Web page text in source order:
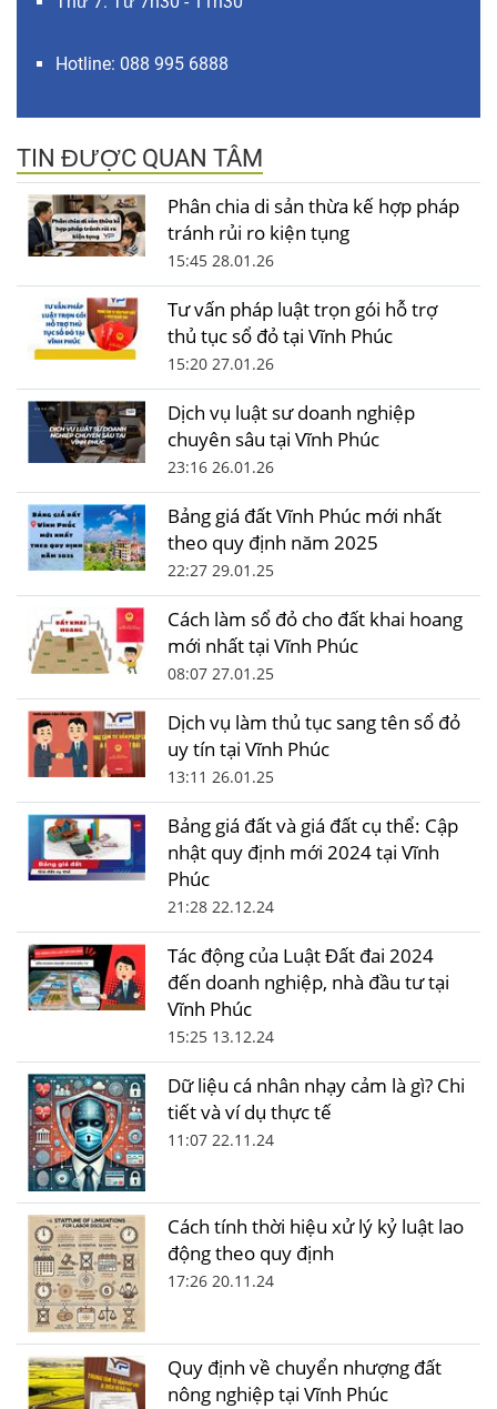
Hotline: 088 995 6888
TIN ĐƯỢC QUAN TÂM
Phân chia di sản thừa kế hợp pháp
tránh rủi ro kiện tụng
15:45 28.01.26
Tư vấn pháp luật trọn gói hỗ trợ
thủ tục sổ đỏ tại Vĩnh Phúc
15:20 27.01.26
Dịch vụ luật sư doanh nghiệp
chuyên sâu tại Vĩnh Phúc
23:16 26.01.26
Bảng giá đất Vĩnh Phúc mới nhất
theo quy định năm 2025
22:27 29.01.25
Cách làm sổ đỏ cho đất khai hoang
mới nhất tại Vĩnh Phúc
08:07 27.01.25
Dịch vụ làm thủ tục sang tên sổ đỏ
uy tín tại Vĩnh Phúc
13:11 26.01.25
Bảng giá đất và giá đất cụ thể: Cập
nhật quy định mới 2024 tại Vĩnh
Phúc
21:28 22.12.24
Tác động của Luật Đất đai 2024
đến doanh nghiệp, nhà đầu tư tại
Vĩnh Phúc
15:25 13.12.24
Dữ liệu cá nhân nhạy cảm là gì? Chi
tiết và ví dụ thực tế
11:07 22.11.24
Cách tính thời hiệu xử lý kỷ luật lao
động theo quy định
17:26 20.11.24
Quy định về chuyển nhượng đất
nông nghiệp tại Vĩnh Phúc